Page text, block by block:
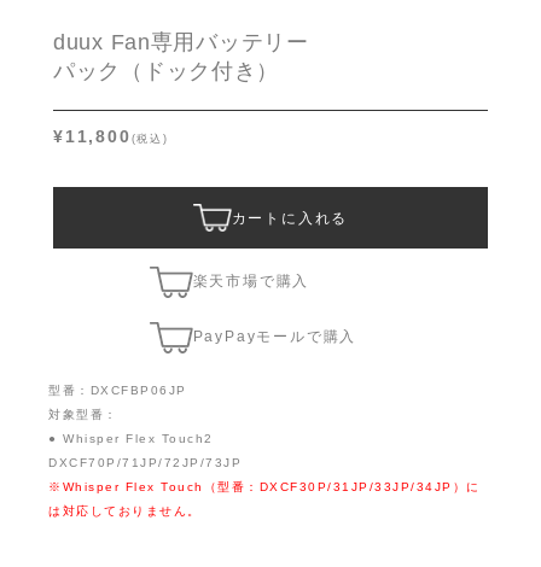
duux Fan専用バッテリー
パック（ドック付き）
¥11,800 (税込)
カートに入れる
楽天市場で購入
PayPayモールで購入
型番：DXCFBP06JP
対象型番：
● Whisper Flex Touch2
DXCF70P/71JP/72JP/73JP
※Whisper Flex Touch（型番：DXCF30P/31JP/33JP/34JP）に
は対応しておりません。